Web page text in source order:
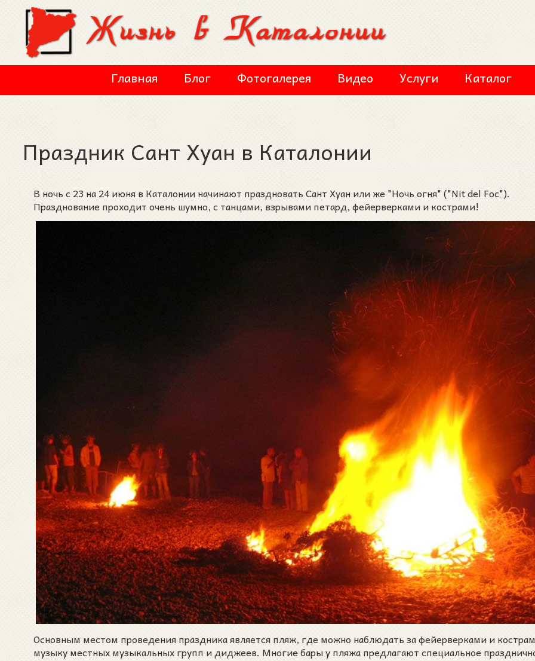
Перейти к основному содержанию
Главная Блог Фотогалерея Видео Услуги Каталог
Праздник Сант Хуан в Каталонии
В ночь с 23 на 24 июня в Каталонии начинают праздновать Сант Хуан или же "Ночь огня" ("Nit del Foc").
Празднование проходит очень шумно, с танцами, взрывами петард, фейерверками и кострами!
Основным местом проведения праздника является пляж, где можно наблюдать за фейерверками и
музыку местных музыкальных групп и диджеев. Многие бары у пляжа предлагают специальное